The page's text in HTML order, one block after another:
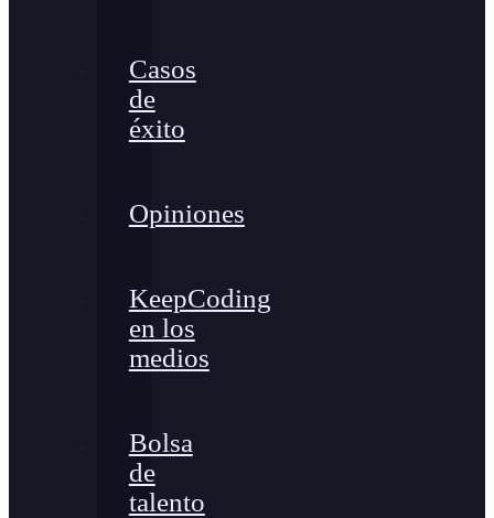
Casos
de
éxito
Opiniones
KeepCoding
en los
medios
Bolsa
de
talento